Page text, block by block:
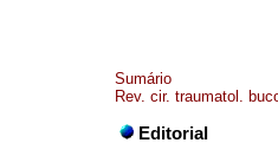
Sumário
Rev. cir. traumatol.
Editorial